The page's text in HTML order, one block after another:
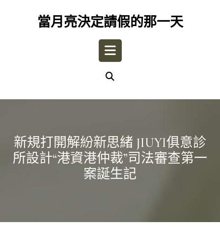
當月亮決定請假的那一天
Open
新規打開解紛新思緒 JIUYI俱意診
所設計“港資港仲裁”司法審查第一
案誕生記